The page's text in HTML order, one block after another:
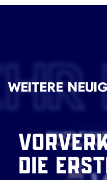
WEITERE
DIE